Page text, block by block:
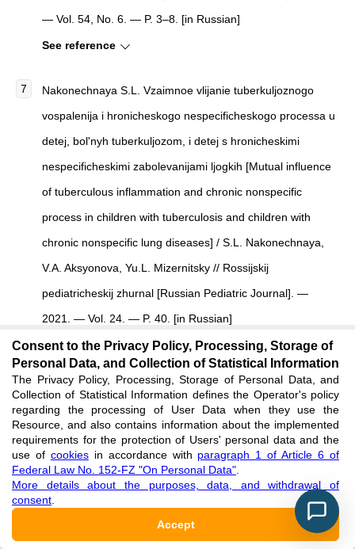
— Vol. 54, No. 6. — P. 3–8. [in Russian]
See reference
Nakonechnaya S.L. Vzaimnoe vlijanie tuberkuljoznogo
vospalenija i hronicheskogo nespecificheskogo processa u
detej, bol'nyh tuberkuljozom, i detej s hronicheskimi
nespecificheskimi zabolevanijami ljogkih [Mutual influence
of tuberculous inflammation and chronic nonspecific
process in children with tuberculosis and children with
chronic nonspecific lung diseases] / S.L. Nakonechnaya,
V.A. Aksyonova, Yu.L. Mizernitsky // Rossijskij
pediatricheskij zhurnal [Russian Pediatric Journal]. —
2021. — Vol. 24. — P. 40. [in Russian]
See reference
Kazimirova N.E. Problemy diagnostiki tuberkuljoza u
pacientov s raznoj komorbidnost'ju [Problems of
tuberculosis diagnosis in patients with different
comorbidities] / N.E. Kazimirova, A.M. Artemyev, Z.R.
Amirova [et al.] //Tuberkuljoz i bolezni ljogkih[Tuberculosis
and Lung Diseases]. — 2019. — Vol. 97, No. 6. — P. 61–
62. [in Russian]
Consent to the Privacy Policy, Processing, Storage of
Personal Data, and Collection of Statistical Information
The Privacy Policy, Processing, Storage of Personal Data, and
Collection of Statistical Information defines the Operator's policy
regarding the processing of User Data when they use the
Resource, and also contains information about the implemented
requirements for the protection of Users' personal data and the
use of cookiesin accordance with paragraph 1 of Article 6 of
Federal Law No. 152-FZ "On Personal Data"
More details about the purposes, data, and withdrawal of
consent
Accept